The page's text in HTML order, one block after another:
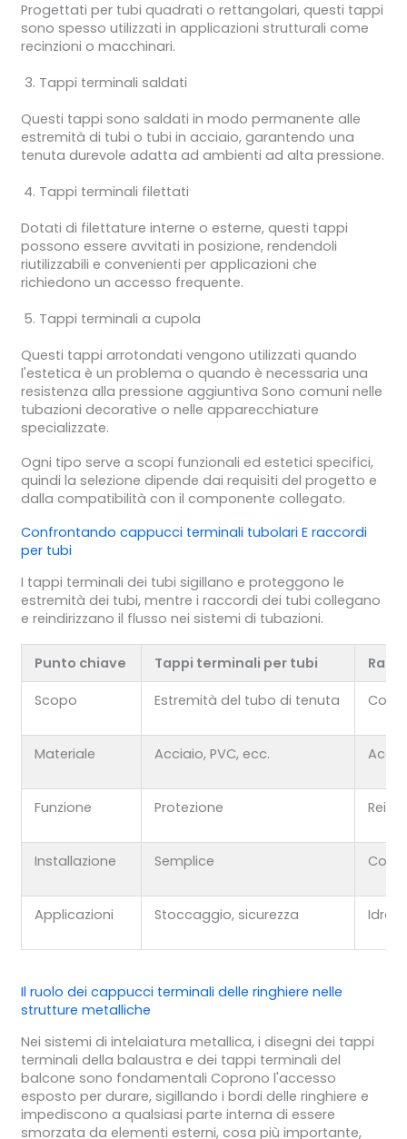
Progettati per tubi quadrati o rettangolari, questi tappi
sono spesso utilizzati in applicazioni strutturali come
recinzioni o macchinari.
Tappi terminali saldati
Questi tappi sono saldati in modo permanente alle
estremità di tubi o tubi in acciaio, garantendo una
tenuta durevole adatta ad ambienti ad alta pressione.
Tappi terminali filettati
Dotati di filettature interne o esterne, questi tappi
possono essere avvitati in posizione, rendendoli
riutilizzabili e convenienti per applicazioni che
richiedono un accesso frequente.
Tappi terminali a cupola
Questi tappi arrotondati vengono utilizzati quando
l'estetica è un problema o quando è necessaria una
resistenza alla pressione aggiuntiva Sono comuni nelle
tubazioni decorative o nelle apparecchiature
specializzate.
Ogni tipo serve a scopi funzionali ed estetici specifici,
quindi la selezione dipende dai requisiti del progetto e
dalla compatibilità con il componente collegato.
Confrontando cappucci terminali tubolari E raccordi
per tubi
I tappi terminali dei tubi sigillano e proteggono le
estremità dei tubi, mentre i raccordi dei tubi collegano
e reindirizzano il flusso nei sistemi di tubazioni.
Punto chiave Tappi terminali per tubi
Scopo Estremità del tubo di tenuta
Materiale Acciaio, PVC, ecc.
Funzione Protezione
Installazione Semplice
Applicazioni Stoccaggio, sicurezza
Il ruolo dei cappucci terminali delle ringhiere nelle
strutture metalliche
Nei sistemi di intelaiatura metallica, i disegni dei tappi
terminali della balaustra e dei tappi terminali del
balcone sono fondamentali Coprono l'accesso
esposto per durare, sigillando i bordi delle ringhiere e
impediscono a qualsiasi parte interna di essere
smorzata da elementi esterni, cosa più importante,